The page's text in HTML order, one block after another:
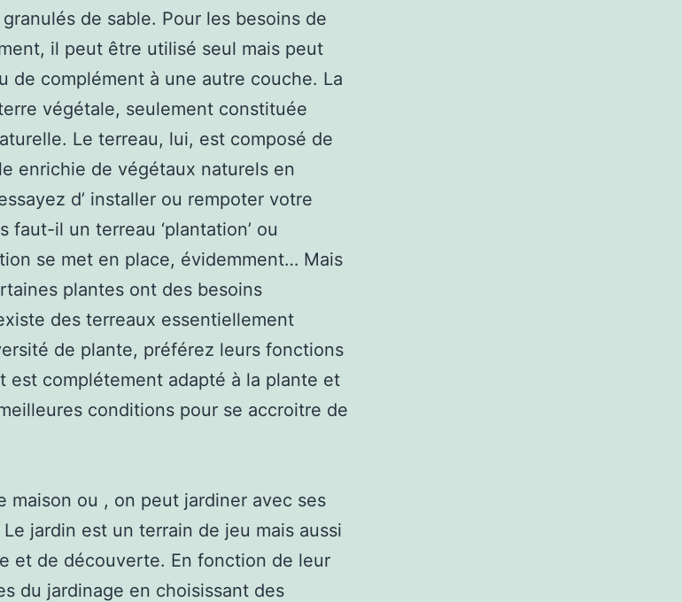
de sable. Pour les besoins de
il peut être utilisé seul mais peut
de complément à une autre couche. La
végétale, seulement constituée
Le terreau, lui, est composé de
enrichie de végétaux naturels en
d’ installer ou rempoter votre
il un terreau ‘plantation’ ou
se met en place, évidemment… Mais
plantes ont des besoins
des terreaux essentiellement
de plante, préférez leurs fonctions
est complétement adapté à la plante et
conditions pour se accroitre de
maison ou , on peut jardiner avec ses
jardin est un terrain de jeu mais aussi
et de découverte. En fonction de leur
du jardinage en choisissant des